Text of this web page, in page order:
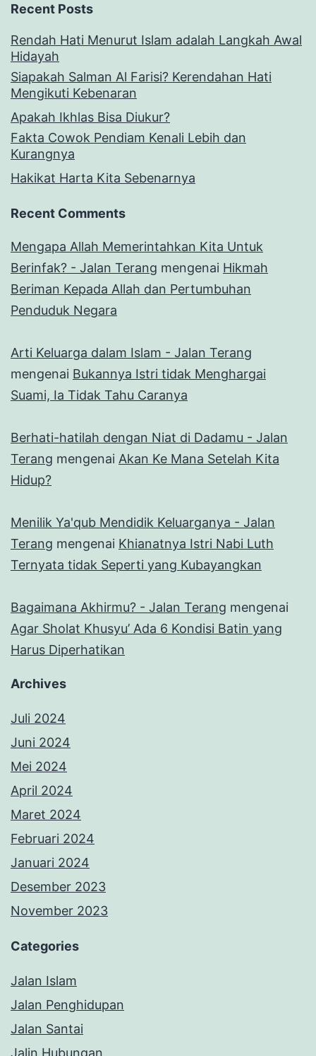
Recent Posts
Rendah Hati Menurut Islam adalah Langkah Awal
Hidayah
Siapakah Salman Al Farisi? Kerendahan Hati
Mengikuti Kebenaran
Apakah Ikhlas Bisa Diukur?
Fakta Cowok Pendiam Kenali Lebih dan
Kurangnya
Hakikat Harta Kita Sebenarnya
Recent Comments
Mengapa Allah Memerintahkan Kita Untuk
Berinfak? - Jalan Terang mengenai Hikmah
Beriman Kepada Allah dan Pertumbuhan
Penduduk Negara
Arti Keluarga dalam Islam - Jalan Terang
mengenai Bukannya Istri tidak Menghargai
Suami, Ia Tidak Tahu Caranya
Berhati-hatilah dengan Niat di Dadamu - Jalan
Terang mengenai Akan Ke Mana Setelah Kita
Hidup?
Menilik Ya'qub Mendidik Keluarganya - Jalan
Terang mengenai Khianatnya Istri Nabi Luth
Ternyata tidak Seperti yang Kubayangkan
Bagaimana Akhirmu? - Jalan Terang mengenai
Agar Sholat Khusyu’ Ada 6 Kondisi Batin yang
Harus Diperhatikan
Archives
Juli 2024
Juni 2024
Mei 2024
April 2024
Maret 2024
Februari 2024
Januari 2024
Desember 2023
November 2023
Categories
Jalan Islam
Jalan Penghidupan
Jalan Santai
Jalin Hubungan